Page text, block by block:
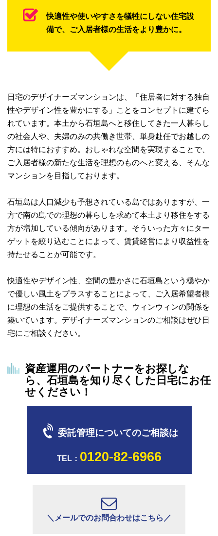
快適性や使いやすさを犠牲にしない住宅設
備で、ご入居者様の生活をより豊かに。
日宅のデザイナーズマンションは、「住居者に対する独自
性やデザイン性を豊かにする」ことをコンセプトに建てら
れています。本土から石垣島へと移住してきた一人暮らし
の社会人や、夫婦のみの共働き世帯、単身赴任でお越しの
方には特におすすめ。おしゃれな空間を実現することで、
ご入居者様の新たな生活を理想のものへと変える、そんな
マンションを目指しております。
石垣島は人口減少も予想されている島ではありますが、一
方で南の島での理想の暮らしを求めて本土より移住をする
方が増加している傾向があります。そういった方々にター
ゲットを絞り込むことによって、賃貸経営により収益性を
持たせることが可能です。
快適性やデザイン性、空間の豊かさに石垣島という穏やか
で優しい風土をプラスすることによって、ご入居希望者様
に理想の生活をご提供することで、ウィンウィンの関係を
築いています。デザイナーズマンションのご相談はぜひ日
宅にご相談ください。
資産運用のパートナーをお探しな
ら、石垣島を知り尽くした日宅にお任
せください！
委託管理についてのご相談は
TEL： 0120-82-6966
＼メールでのお問合わせはこちら／